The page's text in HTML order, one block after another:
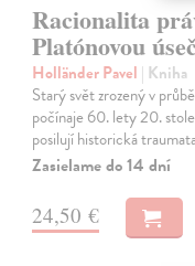
Racionalita
Platónovou
Holländer Pavel | Kniha
Starý svět zrozený v
počínaje 60. lety 20.
posilují historická
Zasielame do 14 dní
24,50 €